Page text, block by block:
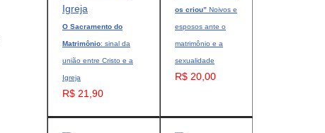
O Sacramento do
Matrimônio: sinal da
união entre Cristo e a
Igreja
R$ 21,90
os criou” Noivos e
esposos ante o
matrimônio e a
sexualidade
R$ 20,00